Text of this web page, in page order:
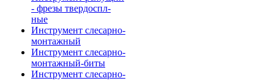
- фрезы твердоспл-
ные
Инструмент слесарно-
монтажный
Инструмент слесарно-
монтажный-биты
Инструмент слесарно-